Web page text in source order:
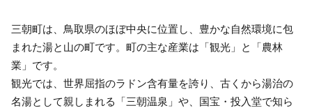
三朝町は、鳥取県のほぼ中央に位置し、豊かな自然環境に包
まれた湯と山の町です。町の主な産業は「観光」と「農林
業」です。
観光では、世界屈指のラドン含有量を誇り、古くから湯治の
名湯として親しまれる「三朝温泉」や、国宝・投入堂で知ら